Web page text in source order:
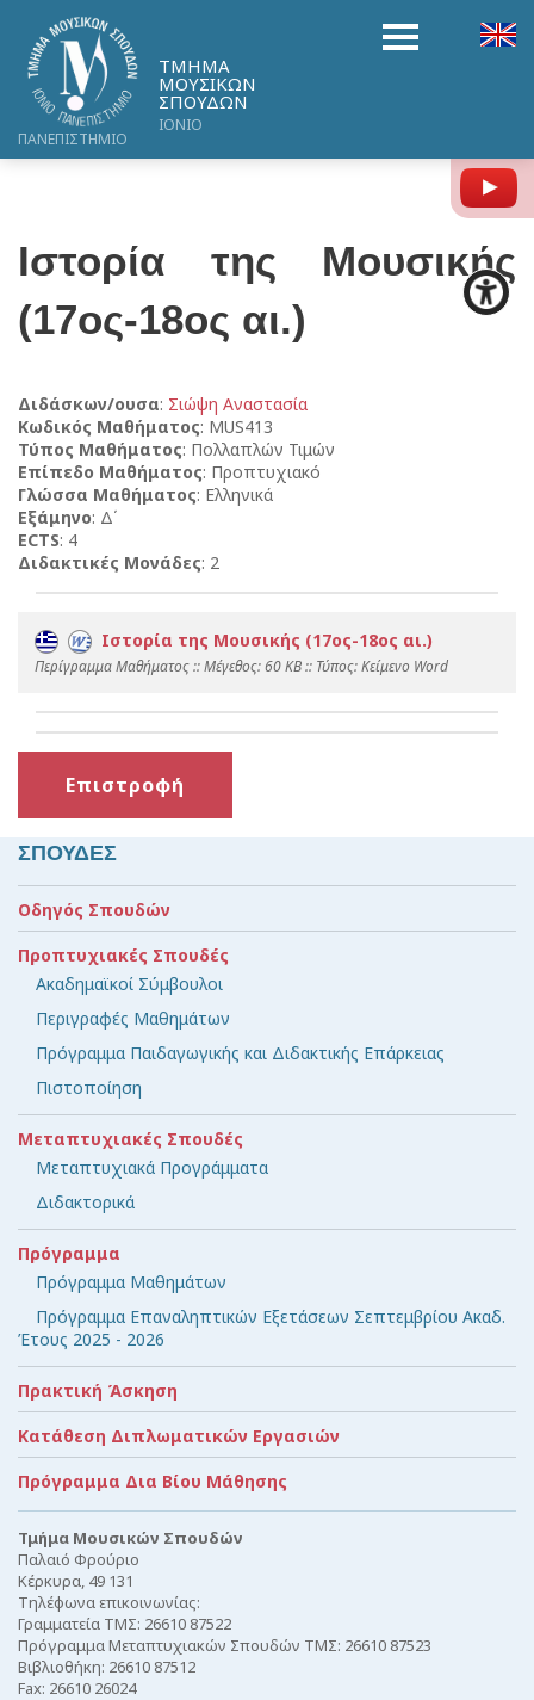
ΤΜΗΜΑ
ΜΟΥΣΙΚΩΝ
ΣΠΟΥΔΩΝ
ΙΟΝΙΟ
ΠΑΝΕΠΙΣΤΗΜΙΟ
Ιστορία της Μουσικής
(17ος-18ος αι.)
Διδάσκων/ουσα: Σιώψη Αναστασία
Κωδικός Μαθήματος: MUS413
Τύπος Μαθήματος: Πολλαπλών Τιμών
Επίπεδο Μαθήματος: Προπτυχιακό
Γλώσσα Μαθήματος: Ελληνικά
Εξάμηνο: Δ΄
ECTS: 4
Διδακτικές Μονάδες: 2
Ιστορία της Μουσικής (17ος-18ος αι.)
Περίγραμμα Μαθήματος :: Mέγεθος: 60 KB :: Τύπος: Kείμενο Word
Επιστροφή
ΣΠΟΥΔΕΣ
Οδηγός Σπουδών
Προπτυχιακές Σπουδές
Ακαδημαϊκοί Σύμβουλοι
Περιγραφές Μαθημάτων
Πρόγραμμα Παιδαγωγικής και Διδακτικής Επάρκειας
Πιστοποίηση
Μεταπτυχιακές Σπουδές
Μεταπτυχιακά Προγράμματα
Διδακτορικά
Πρόγραμμα
Πρόγραμμα Μαθημάτων
Πρόγραμμα Επαναληπτικών Εξετάσεων Σεπτεμβρίου Ακαδ.
Έτους 2025 - 2026
Πρακτική Άσκηση
Κατάθεση Διπλωματικών Εργασιών
Πρόγραμμα Δια Βίου Μάθησης
Τμήμα Μουσικών Σπουδών
Παλαιό Φρούριο
Κέρκυρα, 49 131
Τηλέφωνα επικοινωνίας:
Γραμματεία ΤΜΣ: 26610 87522
Πρόγραμμα Μεταπτυχιακών Σπουδών ΤΜΣ: 26610 87523
Βιβλιοθήκη: 26610 87512
Fax: 26610 26024